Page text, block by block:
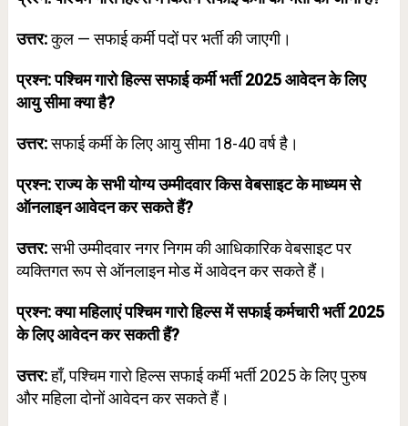
उत्तर:कुल — सफाई कर्मी पदों पर भर्ती की जाएगी।
प्रश्न: पश्चिम गारो हिल्स सफाई कर्मी भर्ती 2025 आवेदन के लिए
आयु सीमा क्या है?
उत्तर:सफाई कर्मी के लिए आयु सीमा 18-40 वर्ष है।
प्रश्न: राज्य के सभी योग्य उम्मीदवार किस वेबसाइट के माध्यम से
ऑनलाइन आवेदन कर सकते हैं?
उत्तर:सभी उम्मीदवार नगर निगम की आधिकारिक वेबसाइट पर
व्यक्तिगत रूप से ऑनलाइन मोड में आवेदन कर सकते हैं।
प्रश्न: क्या महिलाएं पश्चिम गारो हिल्स में सफाई कर्मचारी भर्ती 2025
के लिए आवेदन कर सकती हैं?
उत्तर:हाँ, पश्चिम गारो हिल्स सफाई कर्मी भर्ती 2025 के लिए पुरुष
और महिला दोनों आवेदन कर सकते हैं।